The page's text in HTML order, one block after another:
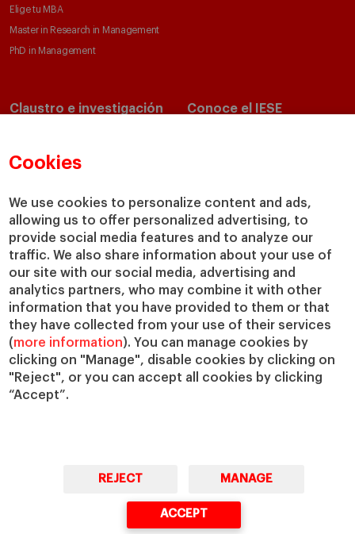
Cookies
We use cookies to personalize content and ads,
allowing us to offer personalized advertising, to
provide social media features and to analyze our
traffic. We also share information about your use of
our site with our social media, advertising and
analytics partners, who may combine it with other
information that you have provided to them or that
they have collected from your use of their services
(more information). You can manage cookies by
clicking on "Manage", disable cookies by clicking on
"Reject", or you can accept all cookies by clicking
“Accept”.
REJECT MANAGE
ACCEPT
Elige tu MBA
Master in Research in Management
PhD in Management
Claustro e investigación
Departamentos académicos
Cátedras
IESE Insight
IESE Publishing
Conoce el IESE
Nuestro impacto
Colabora con el IESE
Servicios
Biblioteca
Canal de Compliance
Capellanía
IESE Shop
Jobs @IESE
Préstamos y becas
© Copyright, 2026. IESE Business School | University of Navarra
Cookies Ciberseguridad